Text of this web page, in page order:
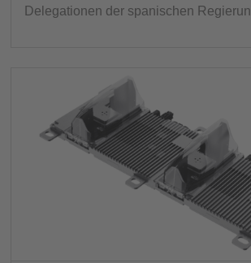
Delegationen der spanischen